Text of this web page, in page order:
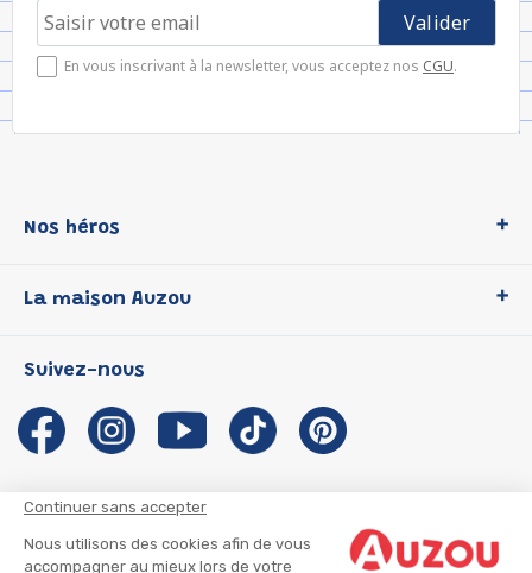
Continuer sans accepter
Nous utilisons des cookies afin de vous
accompagner au mieux lors de votre
En vous inscrivant à la newsletter, vous acceptez nos CGU.
Nos héros
P'tit Loup
Les Influenceuses
Migali
Petite Taupe
La maison Auzou
Notre histoire
Auzou s'engage
Auteurs et illustrateurs Auzou
Suivre mon colis
Suivez-nous
CGU